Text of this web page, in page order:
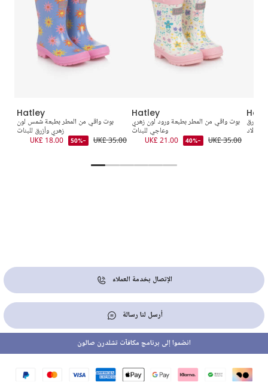
Hatley
بوت واقي من المطر بطبعة شمس لون
زهري وأزرق للبنات
UK£ 35.00
-50%
UK£ 18.00
Hatley
بوت واقي من المطر بطبعة ورود لون زهري
وعاجي للبنات
UK£ 35.00
-40%
UK£ 21.00
وأزرق
للأولاد
الإتصال بخدمة العملاء
أرسل لنا رسالة
انضموا إلى برنامج مكافآت تشلدرن صالون